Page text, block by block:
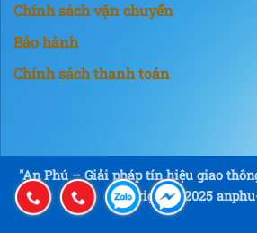
Chính sách vận chuyển
Bảo hành
Chính sách thanh toán
"An Phú – Giải pháp tín hiệu giao
Copyright © 2025